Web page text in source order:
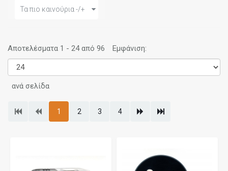
Τα πιο καινούρια -/+
Αποτελέσματα 1 - 24 από 96 Εμφάνιση:
ανά σελίδα
1 2 3 4